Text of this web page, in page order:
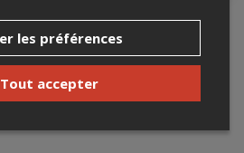
les préférences
Tout accepter